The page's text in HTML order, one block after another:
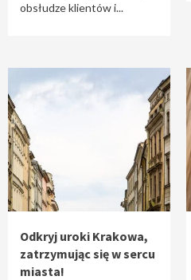
obsłudze klientów i...
Odkryj uroki Krakowa,
zatrzymując się w sercu
miasta!